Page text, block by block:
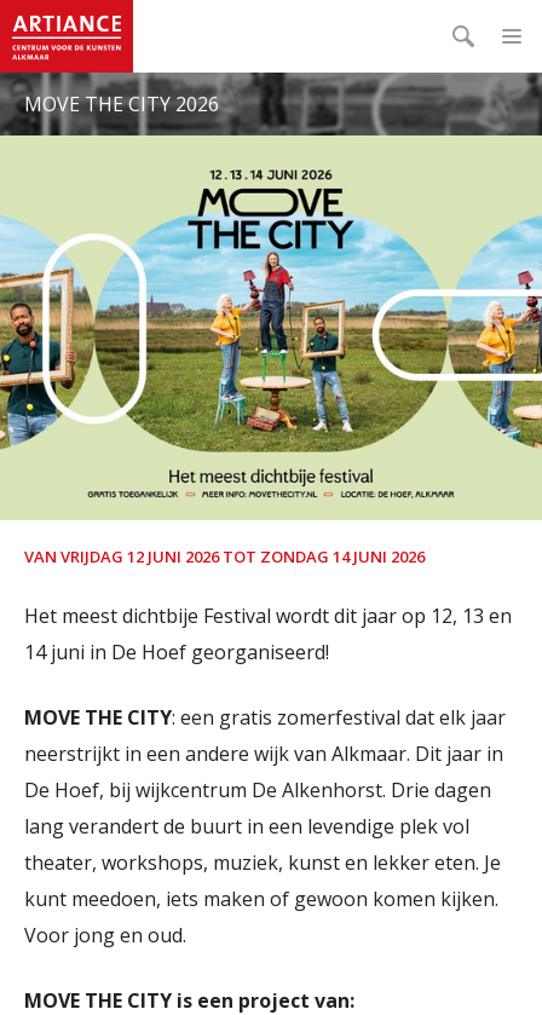
MOVE THE CITY 2026
VAN VRIJDAG 12 JUNI 2026 TOT ZONDAG 14 JUNI 2026
Het meest dichtbije Festival wordt dit jaar op 12, 13 en
14 juni in De Hoef georganiseerd!
MOVE THE CITY: een gratis zomerfestival dat elk jaar
neerstrijkt in een andere wijk van Alkmaar. Dit jaar in
De Hoef, bij wijkcentrum De Alkenhorst. Drie dagen
lang verandert de buurt in een levendige plek vol
theater, workshops, muziek, kunst en lekker eten. Je
kunt meedoen, iets maken of gewoon komen kijken.
Voor jong en oud.
MOVE THE CITY is een project van: